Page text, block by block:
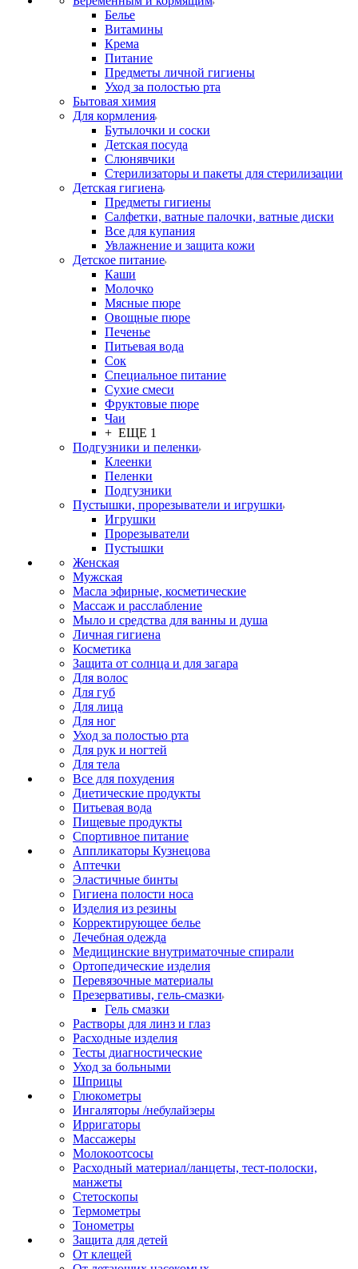
Белье
Витамины
Крема
Питание
Предметы личной гигиены
Уход за полостью рта
Бытовая химия
Для кормления
Бутылочки и соски
Детская посуда
Слюнявчики
Стерилизаторы и пакеты для стерилизации
Детская гигиена
Предметы гигиены
Салфетки, ватные палочки, ватные диски
Все для купания
Увлажнение и защита кожи
Детское питание
Каши
Молочко
Мясные пюре
Овощные пюре
Печенье
Питьевая вода
Сок
Специальное питание
Сухие смеси
Фруктовые пюре
Чаи
+ ЕЩЕ 1
Подгузники и пеленки
Клеенки
Пеленки
Подгузники
Пустышки, прорезыватели и игрушки
Игрушки
Прорезыватели
Пустышки
Женская
Мужская
Масла эфирные, косметические
Массаж и расслабление
Мыло и средства для ванны и душа
Личная гигиена
Косметика
Защита от солнца и для загара
Для волос
Для губ
Для лица
Для ног
Уход за полостью рта
Для рук и ногтей
Для тела
Все для похудения
Диетические продукты
Питьевая вода
Пищевые продукты
Спортивное питание
Аппликаторы Кузнецова
Аптечки
Эластичные бинты
Гигиена полости носа
Изделия из резины
Корректирующее белье
Лечебная одежда
Медицинские внутриматочные спирали
Ортопедические изделия
Перевязочные материалы
Презервативы, гель-смазки
Гель смазки
Растворы для линз и глаз
Расходные изделия
Тесты диагностические
Уход за больными
Шприцы
Глюкометры
Ингаляторы /небулайзеры
Ирригаторы
Массажеры
Молокоотсосы
Расходный материал/ланцеты, тест-полоски,
манжеты
Стетоскопы
Термометры
Тонометры
Защита для детей
От клещей